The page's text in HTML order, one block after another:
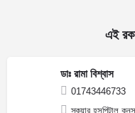
এই
ডাঃ রামা বিশ্বাস
01743446733
স্কয়ার হসপিটাল